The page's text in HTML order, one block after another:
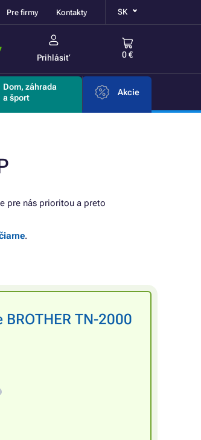
Pre firmy Kontakty SK
Prihlásiť 0 €
Dom, záhrada
a šport
Akcie
pre nás prioritou a preto
.
TN-2000